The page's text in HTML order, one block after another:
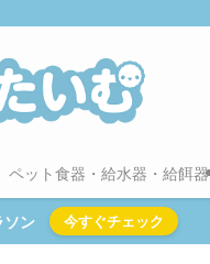
ペット食器・給水器・給餌器
ソン 今すぐチェック